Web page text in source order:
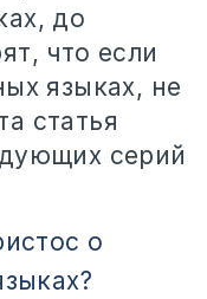
до
что если
языках, не
статья
серий
о